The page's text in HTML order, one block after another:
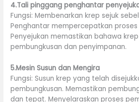
4.Tali pinggang penghantar
Fungsi: Membenarkan krep sejuk
Penghantar mempercepatkan proses
Penyejukan memastikan bahawa
pembungkusan dan penyimpanan.
5.Mesin Susun dan Mengira
Fungsi: Susun krep yang telah
pembungkusan. Memastikan
dan tepat. Menyelaraskan proses